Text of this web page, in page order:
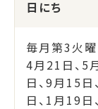
日にち
毎月第3火曜
4月21日、5
日、9月15
日、1月19